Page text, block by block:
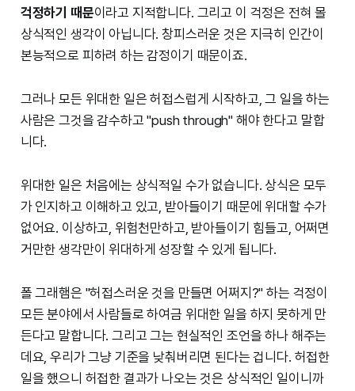
걱정하기 때문이라고 지적합니다. 그리고 이 걱정은 전혀 몰
상식적인 생각이 아닙니다. 창피스러운 것은 지극히 인간이
본능적으로 피하려 하는 감정이기 때문이죠.
그러나 모든 위대한 일은 허접스럽게 시작하고, 그 일을 하는
사람은 그것을 감수하고 "push through" 해야 한다고 말합
니다.
위대한 일은 처음에는 상식적일 수가 없습니다. 상식은 모두
가 인지하고 이해하고 있고, 받아들이기 때문에 위대할 수가
없어요. 이상하고, 위험천만하고, 받아들이기 힘들고, 어쩌면
거만한 생각만이 위대하게 성장할 수 있게 됩니다.
폴 그래햄은 "허접스러운 것을 만들면 어쩌지?" 하는 걱정이
모든 분야에서 사람들로 하여금 위대한 일을 하지 못하게 만
든다고 말합니다. 그리고 그는 현실적인 조언을 하나 해주는
데요, 우리가 그냥 기준을 낮춰버리면 된다는 겁니다. 허접한
일을 했으니 허접한 결과가 나오는 것은 상식적인 일이니까